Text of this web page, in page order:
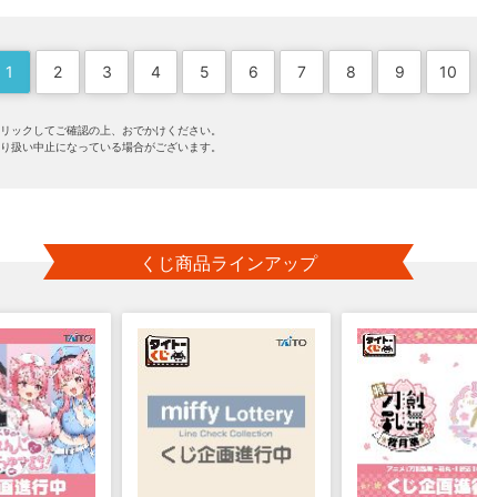
1 2 3 4 5 6 7 8 9 10
ックしてご確認の上、おでかけください。
扱い中止になっている場合がございます。
くじ商品ラインアップ